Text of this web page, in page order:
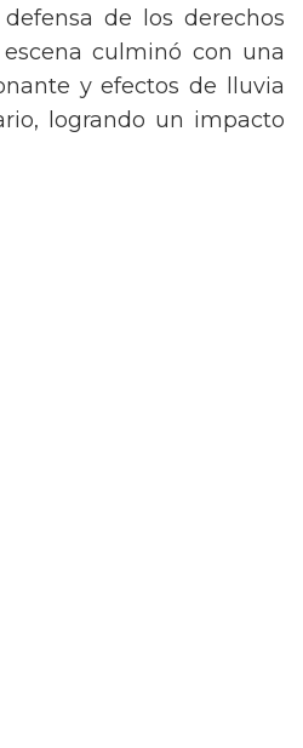
de los derechos
culminó con una
y efectos de lluvia
logrando un impacto